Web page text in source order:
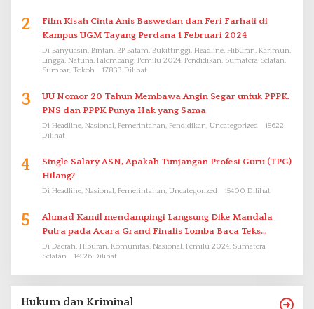
2
Film Kisah Cinta Anis Baswedan dan Feri Farhati di
Kampus UGM Tayang Perdana 1 Februari 2024
Di Banyuasin, Bintan, BP Batam, Bukittinggi, Headline, Hiburan, Karimun,
Lingga, Natuna, Palembang, Pemilu 2024, Pendidikan, Sumatera Selatan,
Sumbar, Tokoh
17833 Dilihat
3
UU Nomor 20 Tahun Membawa Angin Segar untuk PPPK.
PNS dan PPPK Punya Hak yang Sama
Di Headline, Nasional, Pemerintahan, Pendidikan, Uncategorized
15622
Dilihat
4
Single Salary ASN, Apakah Tunjangan Profesi Guru (TPG)
Hilang?
Di Headline, Nasional, Pemerintahan, Uncategorized 15400 Dilihat
5
Ahmad Kamil mendampingi Langsung Dike Mandala
Putra pada Acara Grand Finalis Lomba Baca Teks
Proklamasi Mirip Bung Karno di Bali
Di Daerah, Hiburan, Komunitas, Nasional, Pemilu 2024, Sumatera
Selatan
14526 Dilihat
Hukum dan Kriminal